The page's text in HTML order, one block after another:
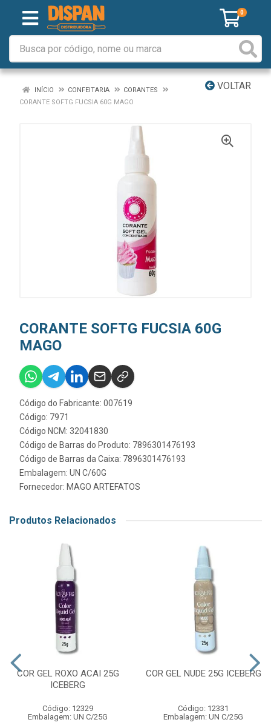
0
VOLTAR
INÍCIO CONFEITARIA
CORANTES
CORANTE SOFTG FUCSIA 60G MAGO
CORANTE SOFTG FUCSIA 60G
MAGO
Código do Fabricante: 007619
Código: 7971
Código NCM: 32041830
Código de Barras do Produto: 7896301476193
Código de Barras da Caixa: 7896301476193
Embalagem: UN C/60G
Fornecedor: MAGO ARTEFATOS
Produtos Relacionados
COR GEL ROXO ACAI 25G
ICEBERG
Código: 12329
Embalagem: UN C/25G
COR GEL NUDE 25G ICEBERG
Código: 12331
Embalagem: UN C/25G